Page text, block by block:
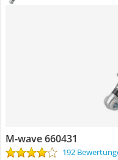
M-wave 660431
192